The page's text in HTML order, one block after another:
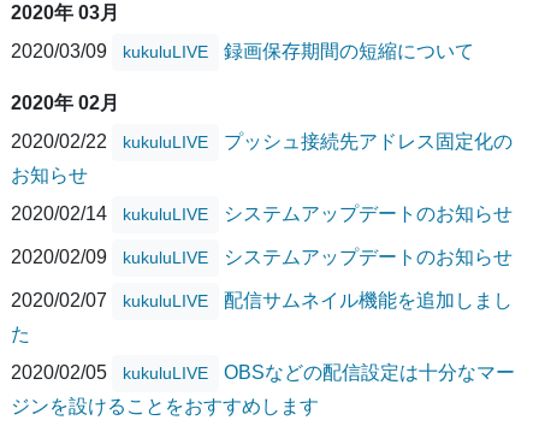
2020年 03月
2020/03/09
kukuluLIVE 録画保存期間の短縮について
2020年 02月
2020/02/22
kukuluLIVE
プッシュ接続先アドレス固定化の
お知らせ
2020/02/14
kukuluLIVE システムアップデートのお知らせ
2020/02/09 kukuluLIVE システムアップデートのお知らせ
2020/02/07 kukuluLIVE
配信サムネイル機能を追加しまし
た
2020/02/05
kukuluLIVE
OBSなどの配信設定は十分なマー
ジンを設けることをおすすめします